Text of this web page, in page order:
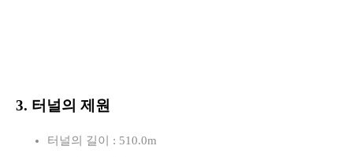
3. 터널의 제원
터널의 길이 : 510.0m